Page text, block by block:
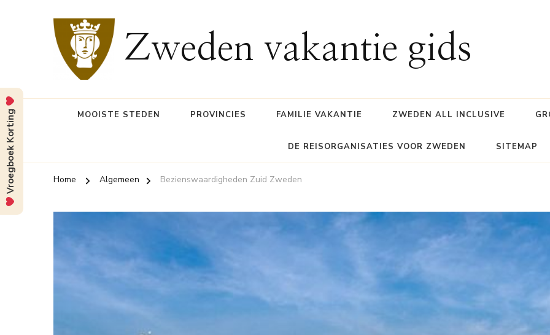
Zweden vakantie gids
MOOISTE STEDEN PROVINCIES FAMILIE VAKANTIE ZWEDEN ALL INCLUSIVE
DE REISORGANISATIES VOOR ZWEDEN SITEMAP
Home Algemeen Bezienswaardigheden Zuid Zweden
Vroegboek Korting